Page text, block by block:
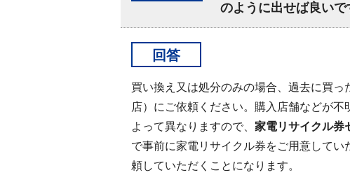
のように出せば良いで
回答
買い換え又は処分のみの場合、過去に買
店）にご依頼ください。購入店舗などが
よって異なりますので、 家電リサイクル券
で事前に家電リサイクル券をご用意して
頼していただくことになります。